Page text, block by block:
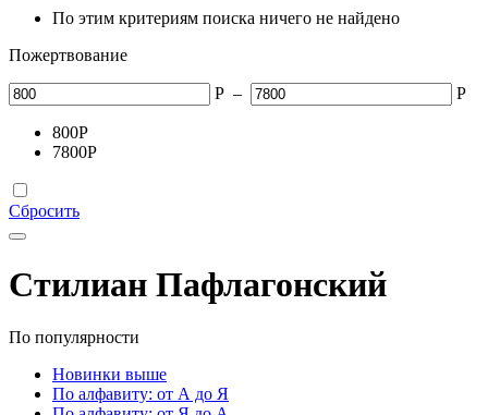
По этим критериям поиска ничего не найдено
Пожертвование
Р – Р
800Р
7800Р
Сбросить
Стилиан Пафлагонский
По популярности
Новинки выше
По алфавиту: от А до Я